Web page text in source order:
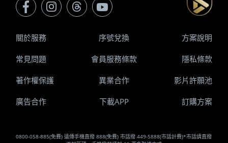
0800-058-885(免費) 遠傳手機直撥 888(免費) 市話撥 449-5888(市話計費)*市話請直撥
關於服務 序號兌換 方案說明
常見問題 會員服務條款 隱私條款
著作權保護 異業合作 影片許願池
廣告合作 下載APP 訂購方案